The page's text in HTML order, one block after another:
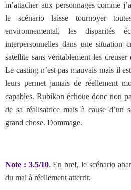
m’attacher aux personnages comme
le scénario laisse tournoyer
environnemental, les disparités
interpersonnelles dans une situation
satellite sans véritablement les
Le casting n’est pas mauvais mais il
leurs permet jamais de réellement
capables. Rubikon échoue donc non
de sa réalisatrice mais à cause d’un
grand chose. Dommage.
Note : 3.5/10. En bref, le scénario
du mal à réellement atterrir.